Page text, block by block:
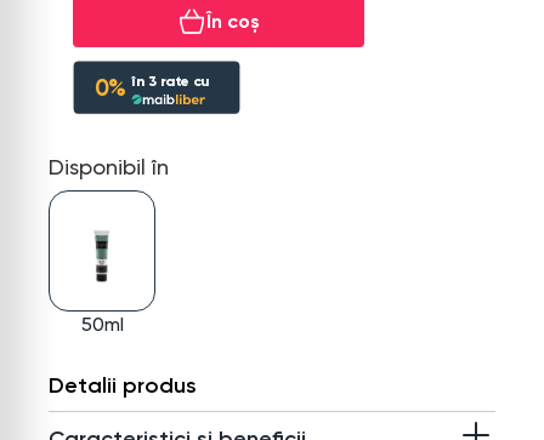
În coș
0% în 3rate cu
Disponibil în
50ml
Detalii produs